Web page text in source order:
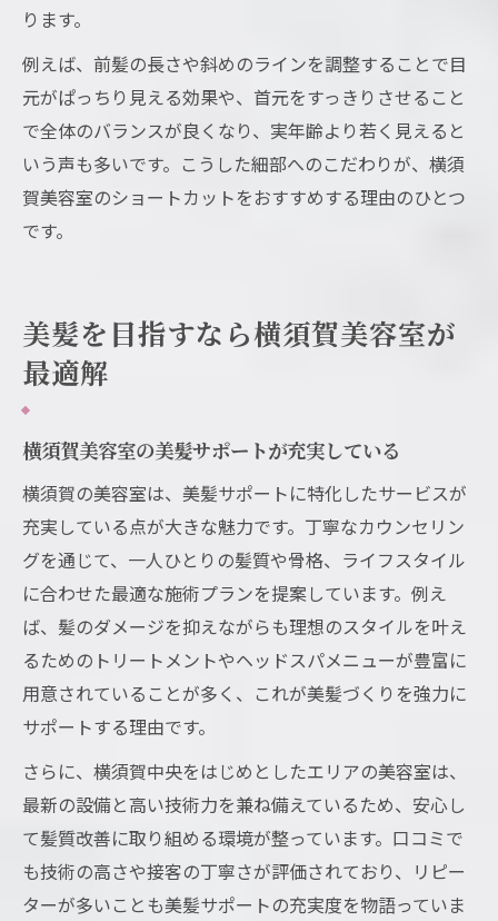
ります。
例えば、前髪の長さや斜めのラインを調整することで目
元がぱっちり見える効果や、首元をすっきりさせること
で全体のバランスが良くなり、実年齢より若く見えると
いう声も多いです。こうした細部へのこだわりが、横須
賀美容室のショートカットをおすすめする理由のひとつ
です。
美髪を目指すなら横須賀美容室が
最適解
横須賀美容室の美髪サポートが充実している
横須賀の美容室は、美髪サポートに特化したサービスが
充実している点が大きな魅力です。丁寧なカウンセリン
グを通じて、一人ひとりの髪質や骨格、ライフスタイル
に合わせた最適な施術プランを提案しています。例え
ば、髪のダメージを抑えながらも理想のスタイルを叶え
るためのトリートメントやヘッドスパメニューが豊富に
用意されていることが多く、これが美髪づくりを強力に
サポートする理由です。
さらに、横須賀中央をはじめとしたエリアの美容室は、
最新の設備と高い技術力を兼ね備えているため、安心し
て髪質改善に取り組める環境が整っています。口コミで
も技術の高さや接客の丁寧さが評価されており、リピー
ターが多いことも美髪サポートの充実度を物語っていま